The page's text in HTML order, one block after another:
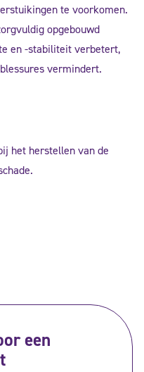
te voorkomen.
opgebouwd
en -stabiliteit verbetert,
vermindert.
het herstellen van de
een